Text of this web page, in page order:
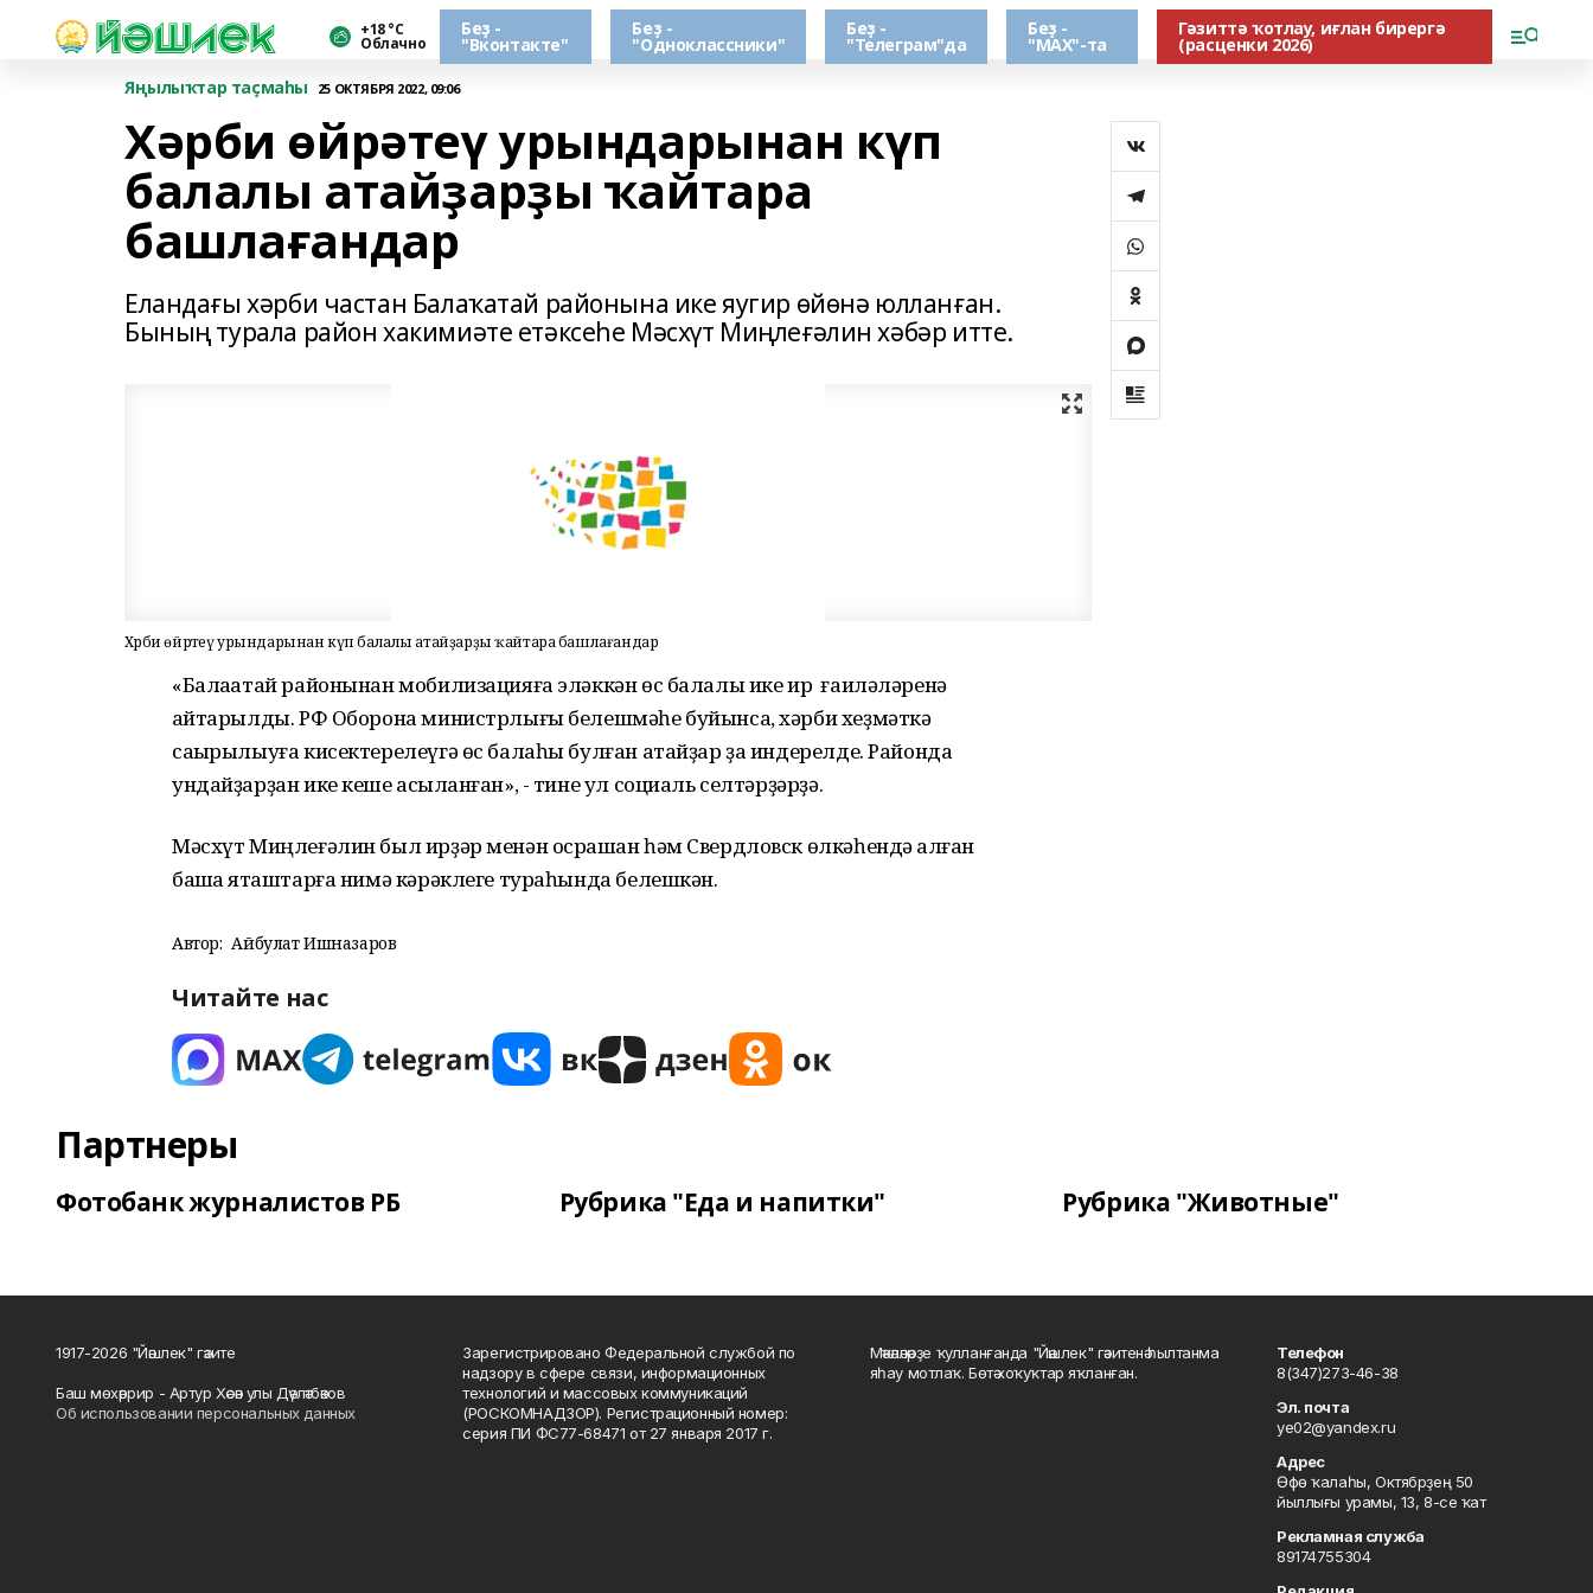
+18 °С
Облачно
Беҙ -
"Вконтакте"
Беҙ -
"Одноклассники"
Беҙ -
"Телеграм"да
Беҙ -
"МАХ"-та
Гәзиттә ҡотлау, иғлан бирергә
(расценки 2026)
Яңылыҡтар таҫмаһы
25 ОКТЯБРЯ 2022, 09:06
Хәрби өйрәтеү урындарынан күп
балалы атайҙарҙы ҡайтара
башлағандар
Еландағы хәрби частан Балаҡатай районына ике яугир өйөнә юлланған.
Бының турала район хакимиәте етәксеһе Мәсхүт Миңлеғәлин хәбәр итте.
Хәрби өйрәтеү урындарынан күп балалы атайҙарҙы ҡайтара башлағандар
«Балаҡатай районынан мобилизацияға эләккән өс балалы ике ир ғаиләләренә
ҡайтарылды. РФ Оборона министрлығы белешмәһе буйынса, хәрби хеҙмәткә
саҡырылыуға кисектерелеүгә өс балаһы булған атайҙар ҙа индерелде. Районда
ундайҙарҙан ике кеше асыҡланған», - тине ул социаль селтәрҙәрҙә.
Мәсхүт Миңлеғәлин был ирҙәр менән осрашҡан һәм Свердловск өлкәһендә ҡалған
башҡа яҡташтарға нимә кәрәклеге тураһында белешкән.
Автор: Айбулат Ишназаров
Читайте нас
Партнеры
Фотобанк журналистов РБ Рубрика "Еда и напитки" Рубрика "Животные"
1917-2026 "Йәшлек" гәзите
Баш мөхәррир - Артур Хәсән улы Дәүләтбәков
Об использовании персональных данных
Зарегистрировано Федеральной службой по
надзору в сфере связи, информационных
технологий и массовых коммуникаций
(РОСКОМНАДЗОР). Регистрационный номер:
серия ПИ ФС77-68471 от 27 января 2017 г.
Мәҡәләләрҙе ҡулланғанда "Йәшлек" гәзитенә һылтанма
яһау мотлаҡ. Бөтә хоҡуҡтар яҡланған.
Телефон
8(347)273-46-38
Эл. почта
ye02@yandex.ru
Адрес
Өфө ҡалаһы, Октябрҙең 50
йыллығы урамы, 13, 8-се ҡат
Рекламная служба
89174755304